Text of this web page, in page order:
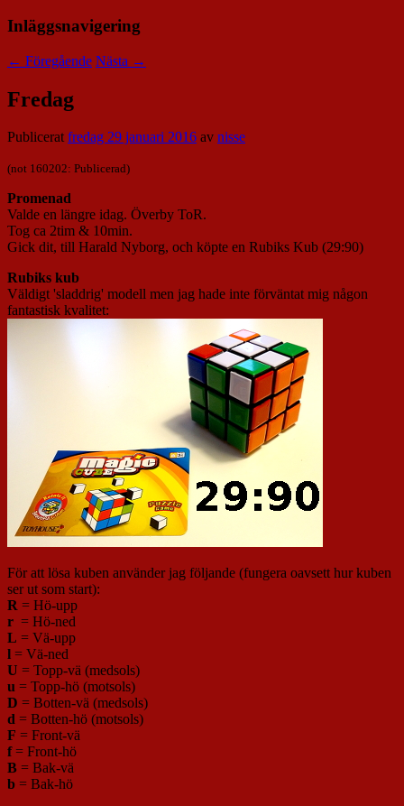
Inläggsnavigering
← Föregående Nästa →
Fredag
Publiceratfredag 29 januari 2016 av nisse
(not 160202: Publicerad)
Promenad
Valde en längre idag. Överby ToR.
Tog ca 2tim & 10min.
Gick dit, till Harald Nyborg, och köpte en Rubiks Kub (29:90)
Rubiks kub
Väldigt 'sladdrig' modell men jag hade inte förväntat mig någon
fantastisk kvalitet:
För att lösa kuben använder jag följande (fungera oavsett hur kuben
ser ut som start):
R = Hö-upp
r = Hö-ned
L = Vä-upp
l = Vä-ned
U = Topp-vä (medsols)
u = Topp-hö (motsols)
D = Botten-vä (medsols)
d = Botten-hö (motsols)
F = Front-vä
f= Front-hö
B = Bak-vä
b = Bak-hö